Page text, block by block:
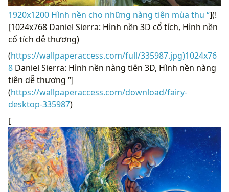
1920x1200 Hình nền cho những nàng tiên mùa thu “](!
[1024x768 Daniel Sierra: Hình nền 3D cổ tích, Hình nền
cổ tích dễ thương)
(https://wallpaperaccess.com/full/335987.jpg)1024x76
8 Daniel Sierra: Hình nền nàng tiên 3D, Hình nền nàng
tiên dễ thương “]
(https://wallpaperaccess.com/download/fairy-
desktop-335987)
[